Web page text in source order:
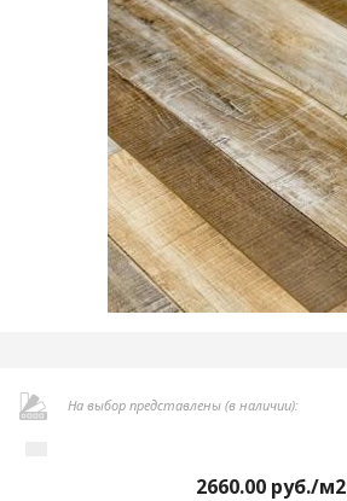
На выбор представлены (в наличии):
2660.00 руб./м2